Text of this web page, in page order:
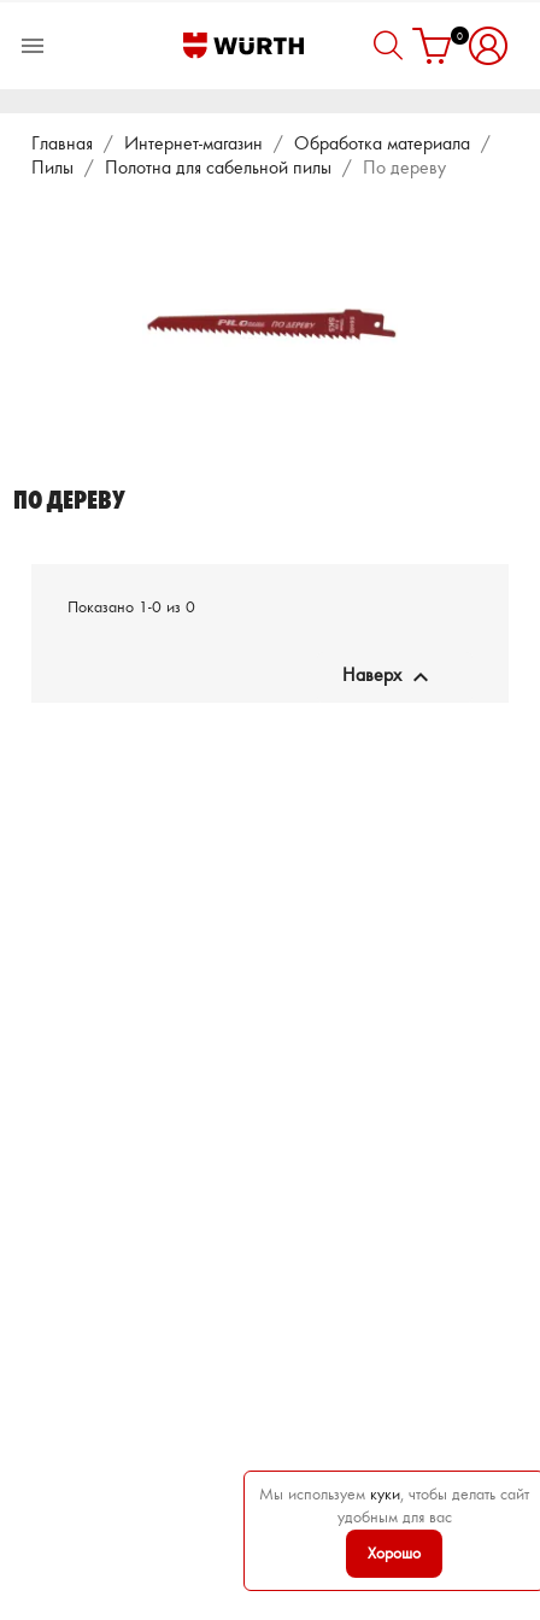
Мы используем куки , чтобы делать сайт
удобным для вас
Хорошо
 0
Главная Интернет-магазин
Обработка материала
Пилы
Полотна для сабельной пилы По дереву
ПО ДЕРЕВУ
Показано 1-0 из 0
Наверх 